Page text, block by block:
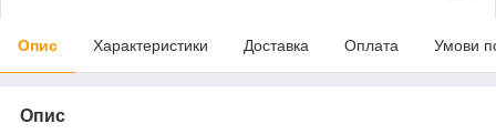
Опис Характеристики Доставка Оплата Умови
Опис